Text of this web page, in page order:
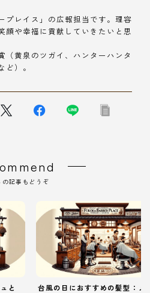
プレイス」の広報担当です。理容
顔や幸福に貢献していきたいと思
（黄泉のツガイ、ハンターハンタ
）。
の記事もどうぞ
と
台風の日におすすめの髪型：メ